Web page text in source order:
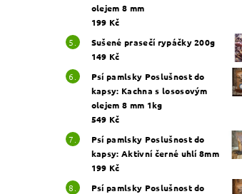
olejem 8 mm
199 Kč
Sušené prasečí rypáčky 200g
149 Kč
Psí pamlsky Poslušnost do
kapsy: Kachna s lososovým
olejem 8 mm 1kg
549 Kč
Psí pamlsky Poslušnost do
kapsy: Aktivní černé uhlí 8mm
199 Kč
Psí pamlsky Poslušnost do